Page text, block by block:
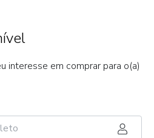
interesse em comprar para o(a)